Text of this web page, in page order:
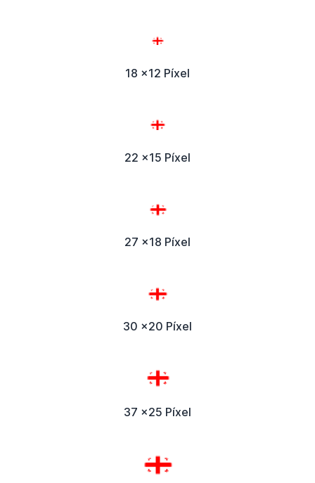
18 x12 Píxel
22 x15 Píxel
27 x18 Píxel
30 x20 Píxel
37 x25 Píxel